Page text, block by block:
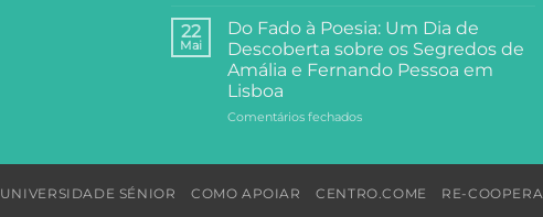
Universidade
Sénior
Palácio
Sénior
o
Oceanário
Lisboa
22
Mai
Do Fado à Poesia: Um Dia de
Descoberta sobre os Segredos de
Amália e Fernando Pessoa em
Lisboa
Comentários fechadosem
Poesia:
UNIVERSIDADE SÉNIOR COMO APOIAR CENTRO.COME RE-COOPERA